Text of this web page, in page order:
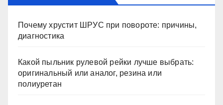
Почему хрустит ШРУС при повороте: причины,
диагностика
Какой пыльник рулевой рейки лучше выбрать:
оригинальный или аналог, резина или
полиуретан